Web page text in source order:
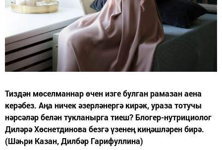
Тиздән мөселманнар өчен изге булган рамазан аена
керәбез. Аңа ничек әзерләнергә кирәк, ураза тотучы
нәрсәләр белән тукланырга тиеш? Блогер-нутрициолог
Диләрә Хөснетдинова безгә үзенең киңәшләрен бирә.
(Шәһри Казан, Дилбәр Гарифуллина)